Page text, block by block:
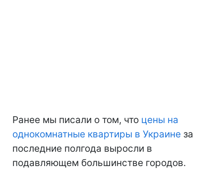
Ранее мы писали о том, что цены на
однокомнатные квартиры в Украине за
последние полгода выросли в
подавляющем большинстве городов.